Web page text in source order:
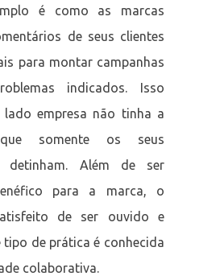
é como as marcas
de seus clientes
para montar campanhas
indicados. Isso
empresa não tinha a
somente os seus
detinham. Além de ser
para a marca, o
de ser ouvido e
tipo de prática é conhecida
colaborativa.